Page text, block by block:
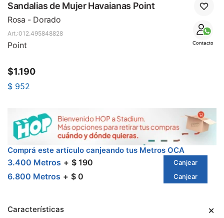
Sandalias de Mujer Havaianas Point
Rosa - Dorado
Contacto
012.495848828
Point
$1.190
$ 952
Comprá este artículo canjeando tus Metros OCA
3.400 Metros $ 190 Canjear
6.800 Metros $ 0 Canjear
Características